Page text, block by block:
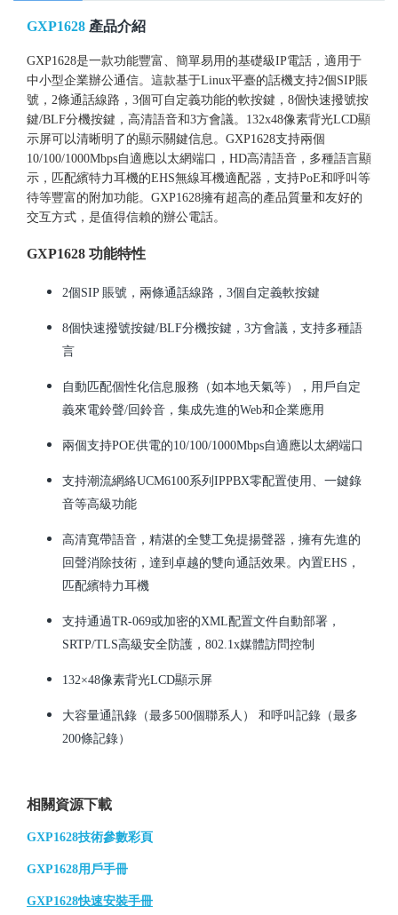
GXP1628 產品介紹
GXP1628是一款功能豐富、簡單易用的基礎級IP電話，適用于
中小型企業辦公通信。這款基于Linux平臺的話機支持2個SIP賬
號，2條通話線路，3個可自定義功能的軟按鍵，8個快速撥號按
鍵/BLF分機按鍵，高清語音和3方會議。132x48像素背光LCD顯
示屏可以清晰明了的顯示關鍵信息。GXP1628支持兩個
10/100/1000Mbps自適應以太網端口，HD高清語音，多種語言顯
示，匹配繽特力耳機的EHS無線耳機適配器，支持PoE和呼叫等
待等豐富的附加功能。GXP1628擁有超高的產品質量和友好的
交互方式，是值得信賴的辦公電話。
GXP1628 功能特性
2個SIP 賬號，兩條通話線路，3個自定義軟按鍵
8個快速撥號按鍵/BLF分機按鍵，3方會議，支持多種語
言
自動匹配個性化信息服務（如本地天氣等），用戶自定
義來電鈴聲/回鈴音，集成先進的Web和企業應用
兩個支持POE供電的10/100/1000Mbps自適應以太網端口
支持潮流網絡UCM6100系列IPPBX零配置使用、一鍵錄
音等高級功能
高清寬帶語音，精湛的全雙工免提揚聲器，擁有先進的
回聲消除技術，達到卓越的雙向通話效果。內置EHS，
匹配繽特力耳機
支持通過TR-069或加密的XML配置文件自動部署，
SRTP/TLS高級安全防護，802.1x媒體訪問控制
132×48像素背光LCD顯示屏
大容量通訊錄（最多500個聯系人） 和呼叫記錄（最多
200條記錄）
相關資源下載
GXP1628技術參數彩頁
GXP1628用戶手冊
GXP1628快速安裝手冊